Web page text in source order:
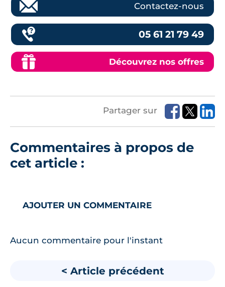
Contactez-nous
05 61 21 79 49
Découvrez nos offres
Partager sur
Commentaires à propos de
cet article :
AJOUTER UN COMMENTAIRE
Aucun commentaire pour l'instant
< Article précédent